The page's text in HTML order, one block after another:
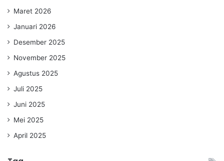
Maret 2026
Januari 2026
Desember 2025
November 2025
Agustus 2025
Juli 2025
Juni 2025
Mei 2025
April 2025